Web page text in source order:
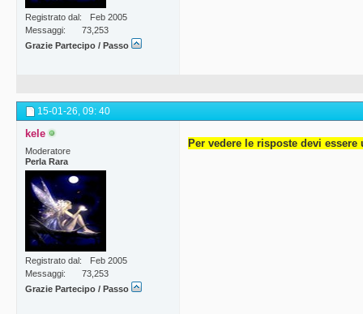
Registrato dal
Feb 2005
Messaggi
73,253
Grazie Partecipo / Passo
15-01-26, 09: 40
kele
Moderatore
Perla Rara
Registrato dal
Feb 2005
Messaggi
73,253
Grazie Partecipo / Passo
Per vedere le risposte devi